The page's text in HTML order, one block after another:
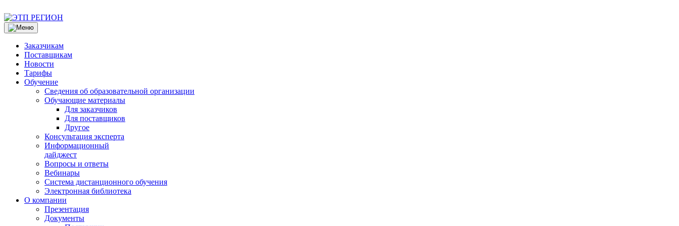
Заказчикам
Поставщикам
Новости
Тарифы
Обучение
Сведения об образовательной организации
Обучающие материалы
Для заказчиков
Для поставщиков
Другое
Консультация эксперта
Информационный
дайджест
Вопросы и ответы
Вебинары
Система дистанционного обучения
Электронная библиотека
О компании
Презентация
Документы